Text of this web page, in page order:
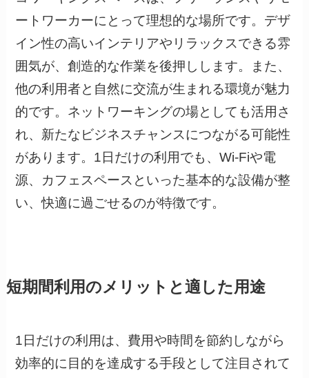
ートワーカーにとって理想的な場所です。デザ
イン性の高いインテリアやリラックスできる雰
囲気が、創造的な作業を後押しします。また、
他の利用者と自然に交流が生まれる環境が魅力
的です。ネットワーキングの場としても活用さ
れ、新たなビジネスチャンスにつながる可能性
があります。1日だけの利用でも、Wi-Fiや電
源、カフェスペースといった基本的な設備が整
い、快適に過ごせるのが特徴です。
短期間利用のメリットと適した用途
1日だけの利用は、費用や時間を節約しながら
効率的に目的を達成する手段として注目されて